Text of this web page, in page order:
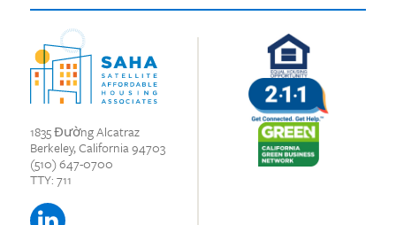
1835 Đường Alcatraz
Berkeley, California 94703
(510) 647-0700
TTY: 711